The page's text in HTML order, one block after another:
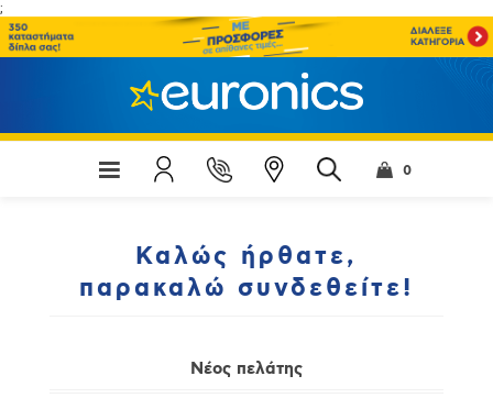
;
0
Καλώς ήρθατε,
παρακαλώ συνδεθείτε!
Νέος πελάτης